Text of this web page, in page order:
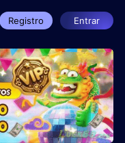
Registro Entrar